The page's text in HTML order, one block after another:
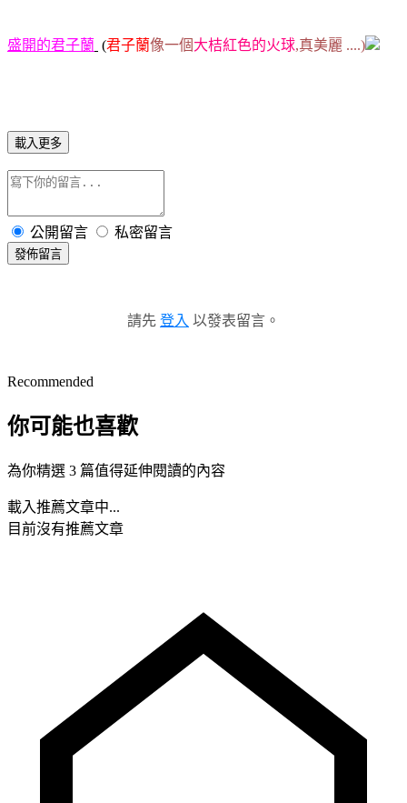
盛開的君子蘭 (君子蘭像一個大桔紅色的火球,真美麗 ....)
載入更多
公開留言 私密留言
發佈留言
請先 登入 以發表留言。
Recommended
你可能也喜歡
為你精選 3 篇值得延伸閱讀的內容
載入推薦文章中...
目前沒有推薦文章